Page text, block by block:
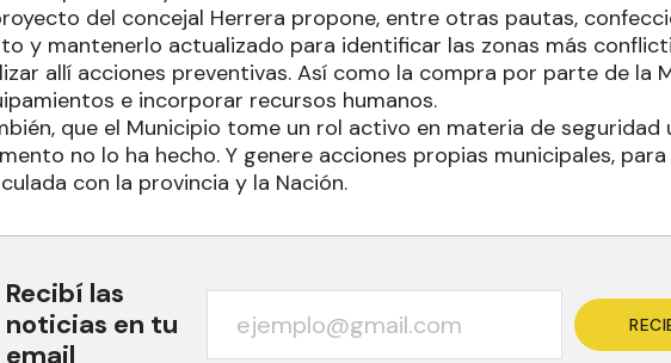
del concejal Herrera propone, entre otras pautas,
y mantenerlo actualizado para identificar las zonas más
allí acciones preventivas. Así como la compra por parte de la
e incorporar recursos humanos.
que el Municipio tome un rol activo en materia de seguridad
no lo ha hecho. Y genere acciones propias municipales,
con la provincia y la Nación.
Recibí las
noticias en tu
email